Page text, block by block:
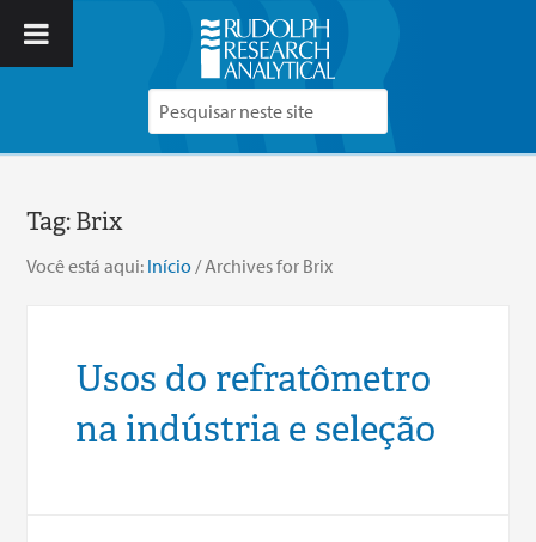
Tag:Brix
Você está aqui: Início /Archives for Brix
Usos do refratômetro
na indústria e seleção